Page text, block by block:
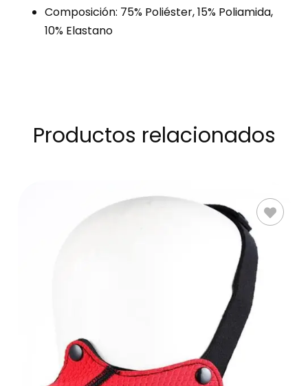
Composición: 75% Poliéster, 15% Poliamida,
10% Elastano
Productos relacionados
CARRITO